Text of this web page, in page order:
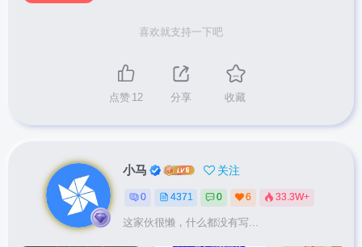
喜欢就支持一下吧
点赞 12 分享 收藏
小马 关注
0 4371 0 6 33.3W+
这家伙很懒，什么都没有写...